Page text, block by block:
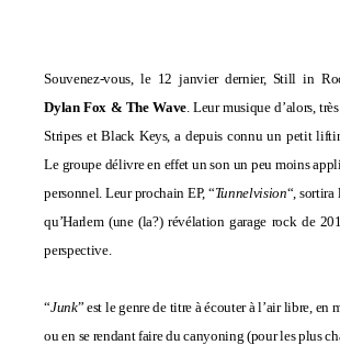
Souvenez-vous, le 12 janvier dernier, Still in
Dylan Fox & The Wave. Leur musique d’alors,
Stripes et Black Keys, a depuis connu un petit
Le groupe délivre en effet un son un peu moins
personnel. Leur prochain EP, “Tunnelvision“,
qu’Harlem(une (la?) révélation garage rock de
perspective.
“Junk” est le genre de titre à écouter à l’air libre, en
ou en se rendant faire du canyoning (pour les plus